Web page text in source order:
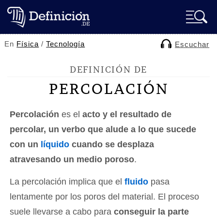
En Física /Tecnología Escuchar
DEFINICIÓN DE
PERCOLACIÓN
Percolación es el acto y el resultado de
percolar, un verbo que alude a lo que sucede
con un líquido cuando se desplaza
atravesando un medio poroso.
La percolación implica que el fluido pasa
lentamente por los poros del material. El proceso
suele llevarse a cabo para conseguir la parte